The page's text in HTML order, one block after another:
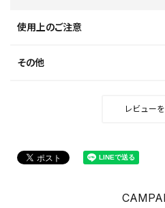
使用上のご注意
その他
レビュー